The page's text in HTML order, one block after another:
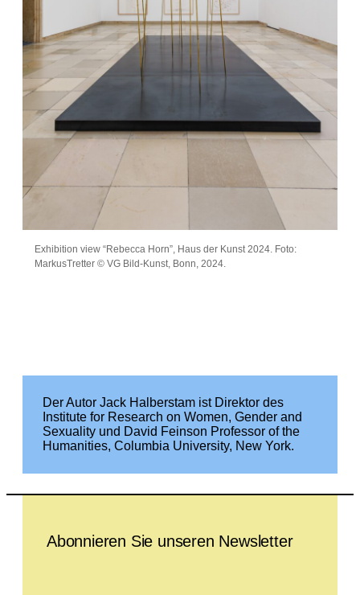
Exhibition view “Rebecca Horn”, Haus der Kunst 2024. Foto:
MarkusTretter © VG Bild-Kunst, Bonn, 2024.
Der Autor Jack Halberstam ist Direktor des
Institute for Research on Women, Gender and
Sexuality und David Feinson Professor of the
Humanities, Columbia University, New York.
Abonnieren Sie unseren Newsletter